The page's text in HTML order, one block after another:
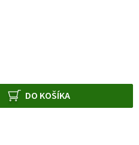
DO KOŠÍKA